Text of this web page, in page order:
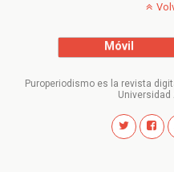
Móvil
Puroperiodismo es la revista
Universidad